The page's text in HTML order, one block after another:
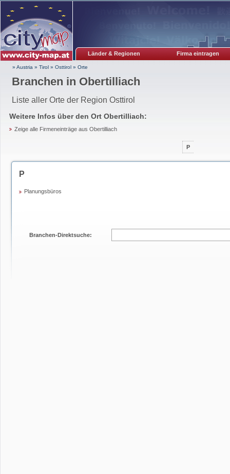
Länder & Regionen Firma eintragen
» Austria » Tirol » Osttirol » Orte
Branchen in Obertilliach
Liste aller Orte der Region Osttirol
Weitere Infos über den Ort Obertilliach:
Zeige alle Firmeneinträge aus Obertilliach
P
P
Planungsbüros
Branchen-Direktsuche: